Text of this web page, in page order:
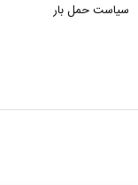
سیاست حمل بار